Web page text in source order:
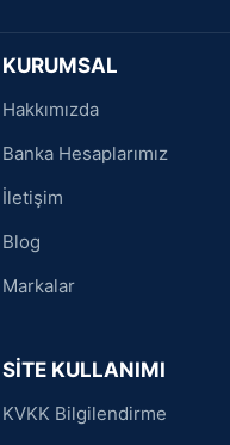
KURUMSAL
Hakkımızda
Banka Hesaplarımız
İletişim
Blog
Markalar
SİTE KULLANIMI
KVKK Bilgilendirme